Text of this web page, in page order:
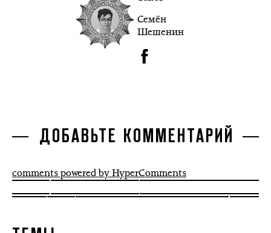
Семён
Шешенин
ДОБАВЬТЕ КОММЕНТАРИЙ
comments powered by HyperComments